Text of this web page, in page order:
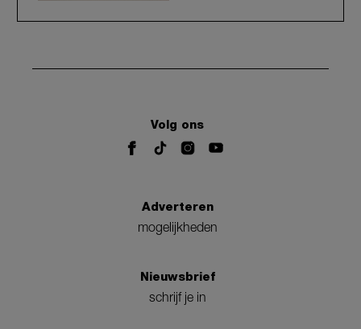
Volg ons
Adverteren
mogelijkheden
Nieuwsbrief
schrijf je in